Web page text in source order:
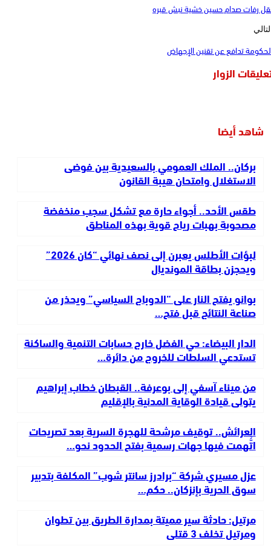
رفات صدام حسين خشية نبش قبره
تدافع عن تقنين الإجهاض
الزوار
شاهد أيضا
بركان.. الملك العمومي بالسعيدية بين فوضى
الاستغلال وامتحان هيبة القانون
طقس الأحد.. أجواء حارة مع تشكل سجب منخفضة
مصحوبة بهبات رياح قوية بهذه المناطق
لبؤات الأطلس يعبرن إلى نصف نهائي “كان 2026”
ويحجزن بطاقة المونديال
بوانو يفتح النار على “الدوباج السياسي” ويحذر من
صناعة النتائج قبل فتح…
الدار البيضاء: حي الفضل خارج حسابات التنمية والساكنة
تستدعي السلطات للخروج من دائرة…
من ميناء آسفي إلى بوعرفة.. القبطان خطاب إبراهيم
يتولى قيادة الوقاية المدنية بالإقليم
العرائش.. توقيف مرشحة للهجرة السرية بعد تصريحات
اتُّهمت فيها جهات رسمية بفتح الحدود نحو…
عزل مسيري شركة “برادرز سانتر شوب” المكلفة بتدبير
سوق الحرية بإنزكان.. حكم…
مرتيل: حادثة سير مميتة بمدارة الطريق بين تطوان
ومرتيل تخلف 3 قتلى